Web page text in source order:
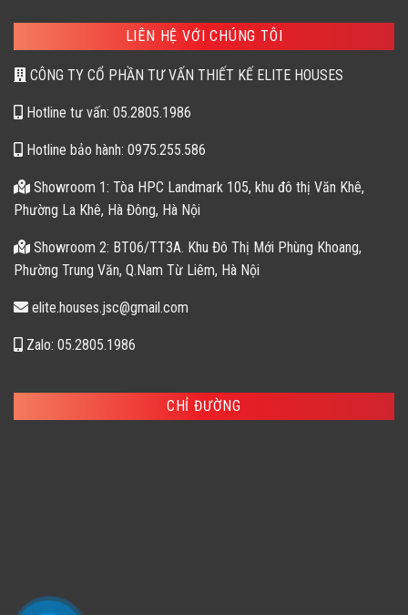
LIÊN HỆ VỚI CHÚNG TÔI
CÔNG TY CỔ PHẦN TƯ VẤN THIẾT KẾ ELITE HOUSES
Hotline tư vấn: 05.2805.1986
Hotline bảo hành: 0975.255.586
Showroom 1: Tòa HPC Landmark 105, khu đô thị Văn Khê,
Phường La Khê, Hà Đông, Hà Nội
Showroom 2: BT06/TT3A. Khu Đô Thị Mới Phùng Khoang,
Phường Trung Văn, Q.Nam Từ Liêm, Hà Nội
elite.houses.jsc@gmail.com
Zalo: 05.2805.1986
CHỈ ĐƯỜNG